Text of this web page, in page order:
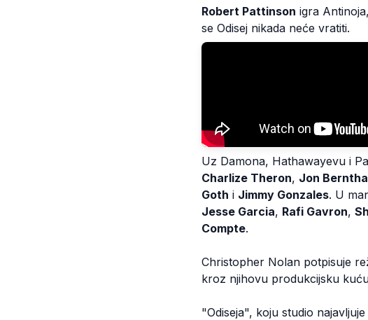
Robert Pattinson igra
se Odisej nikada neće vratiti.
Uz Damona, Hathawayevu i
Charlize Theron, Jon
Goth i Jimmy Gonzales. U
Jesse Garcia, Rafi Gavron,
Compte.
Christopher Nolan potpisuje
kroz njihovu produkcijsku
"Odiseja", koju studio